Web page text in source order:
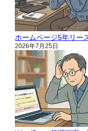
ホームページ5年リー
2026年7月25日